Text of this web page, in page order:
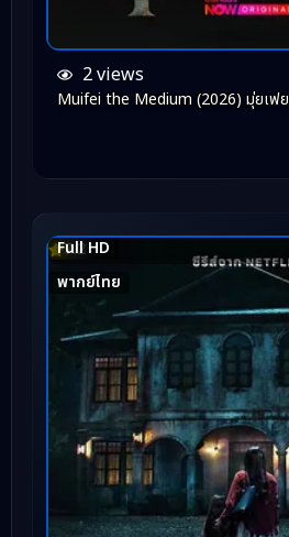
2 views
Muifei the Medium (2026) มุ่ยเฟย
Full HD
พากย์ไทย
7.2